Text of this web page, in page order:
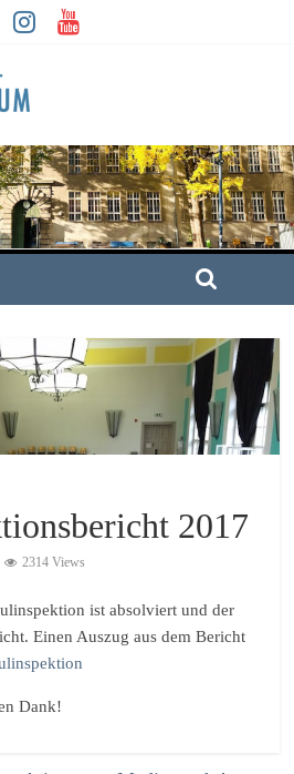
2017
2314 Views
ist absolviert und der
Einen Auszug aus dem Bericht
Dank!